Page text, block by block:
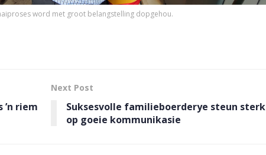
word met groot belangstelling dopgehou.
riem
Next Post
Suksesvolle familieboerderye steun sterk
op goeie kommunikasie